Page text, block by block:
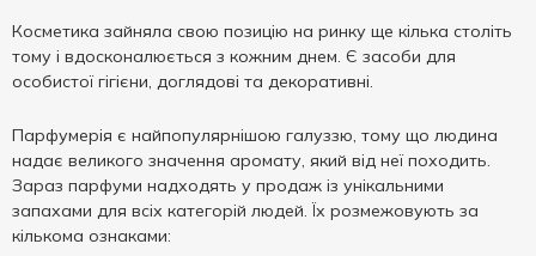
Косметика зайняла свою позицію на ринку ще кілька століть
тому і вдосконалюється з кожним днем. Є засоби для
особистої гігієни, доглядові та декоративні.
Парфумерія є найпопулярнішою галуззю, тому що людина
надає великого значення аромату, який від неї походить.
Зараз парфуми надходять у продаж із унікальними
запахами для всіх категорій людей. Їх розмежовують за
кількома ознаками: